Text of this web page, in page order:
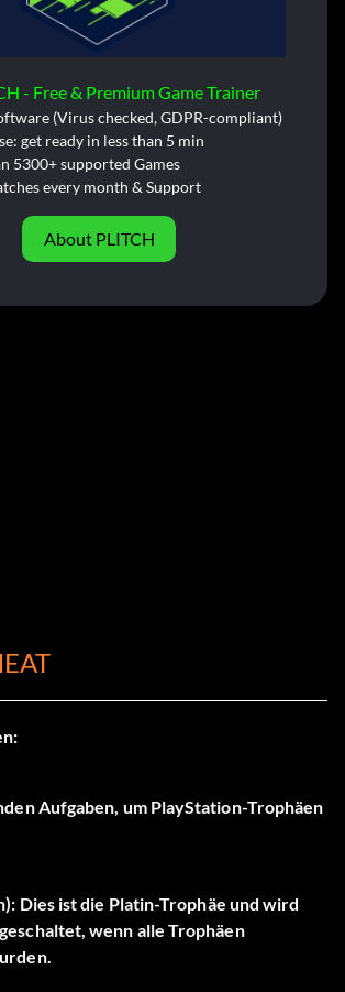
- Free & Premium Game Trainer
(Virus checked, GDPR-compliant)
get ready in less than 5 min
5300+ supported Games
every month & Support
About PLITCH
Aufgaben, um PlayStation-Trophäen
Dies ist die Platin-Trophäe und wird
wenn alle Trophäen